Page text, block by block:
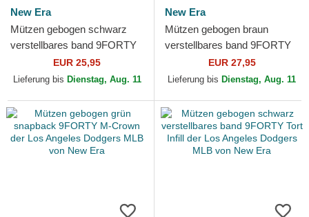
New Era
Mützen gebogen schwarz
verstellbares band 9FORTY
Pop Outline der Los Angeles
Dodgers MLB von New Era
EUR 25,95
Lieferung bis Dienstag, Aug. 11
New Era
Mützen gebogen braun
verstellbares band 9FORTY
Tonal Icon der Los Angeles
Dodgers MLB von New Era
EUR 27,95
Lieferung bis Dienstag, Aug. 11